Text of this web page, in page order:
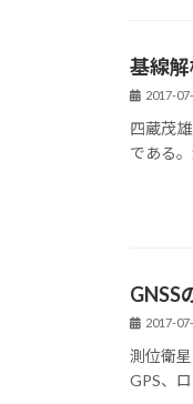
基線
2017-
四蔵茂
である
GNSS
2017-
測位衛
GPS、